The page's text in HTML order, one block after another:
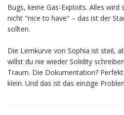
Bugs, keine Gas-Exploits. Alles
nicht "nice to have" – das ist der
sollten.
Die Lernkurve von Sophia ist steil,
willst du nie wieder Solidity
Traum. Die Dokumentation?
klein. Und das ist das einzige